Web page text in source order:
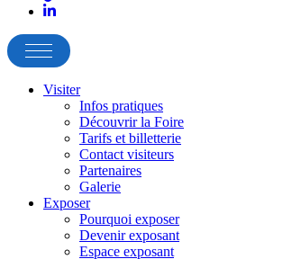
Visiter
Infos pratiques
Découvrir la Foire
Tarifs et billetterie
Contact visiteurs
Partenaires
Galerie
Exposer
Pourquoi exposer
Devenir exposant
Espace exposant